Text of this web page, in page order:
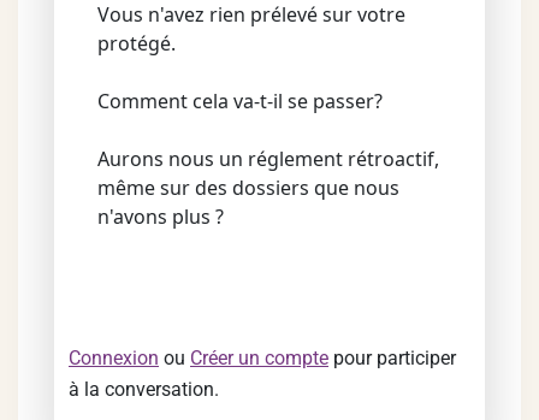
Vous n'avez rien prélevé sur votre
protégé.
Comment cela va-t-il se passer?
Aurons nous un réglement rétroactif,
même sur des dossiers que nous
n'avons plus ?
Connexion ou Créer un compte pour participer
à la conversation.